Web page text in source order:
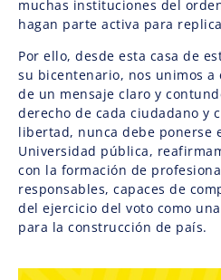
muchas instituciones del
hagan parte activa para
Por ello, desde esta casa de
su bicentenario, nos unimos a
de un mensaje claro y
derecho de cada ciudadano y
libertad, nunca debe ponerse
Universidad pública,
con la formación de
responsables, capaces de
del ejercicio del voto como
para la construcción de país.